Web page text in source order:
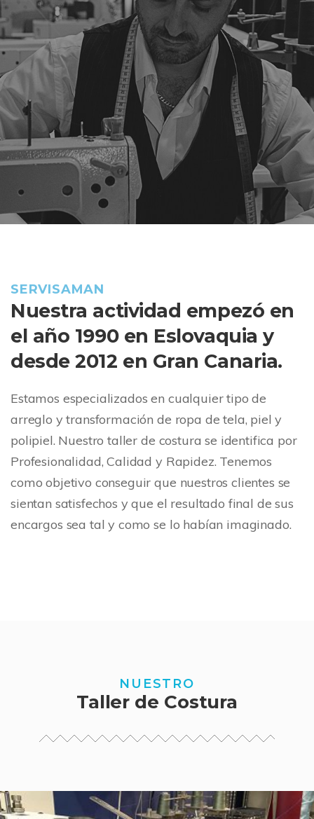
SERVISAMAN
Nuestra actividad empezó en
el año 1990 en Eslovaquia y
desde 2012 en Gran Canaria.
Estamos especializados en cualquier tipo de
arreglo y transformación de ropa de tela, piel y
polipiel. Nuestro taller de costura se identifica por
Profesionalidad, Calidad y Rapidez. Tenemos
como objetivo conseguir que nuestros clientes se
sientan satisfechos y que el resultado final de sus
encargos sea tal y como se lo habían imaginado.
NUESTRO
Taller de Costura